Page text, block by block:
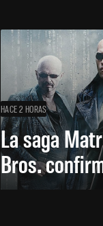
HACE 2 HORAS
La saga
Bros.